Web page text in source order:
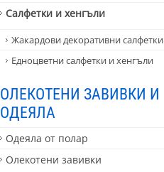
Салфетки и хенгъли
Жакардови декоративни салфетки
Едноцветни салфетки и хенгъли
ОЛЕКОТЕНИ ЗАВИВКИ И
ОДЕЯЛА
Одеяла от полар
Олекотени завивки